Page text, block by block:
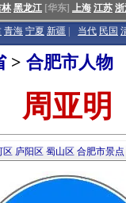
黑龙江 [华东] 上海 江苏
青海 宁夏 新疆 当代 民国
> 合肥市人物
周亚明
区 庐阳区 蜀山区 合肥市景点